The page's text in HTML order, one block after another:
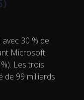
30 % de
Microsoft
Les trois
de 99 milliards